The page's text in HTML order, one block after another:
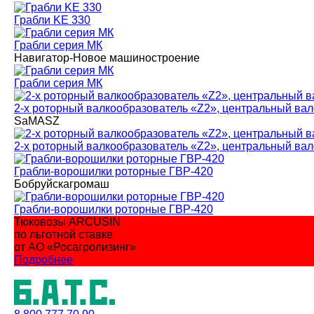
Грабли KE 330
Грабли серия MК
Навигатор-Новое машиностроение
Грабли серия MК
2-х роторный валкообразователь «Z2», центральный
SaMASZ
2-х роторный валкообразователь «Z2», центральный
Грабли-ворошилки роторные ГВР-420
Бобруйскагромаш
Грабли-ворошилки роторные ГВР-420
Тюковозы ARCUSIN
по льготной ставке
от АО «Росагролизинг»
Подробнее